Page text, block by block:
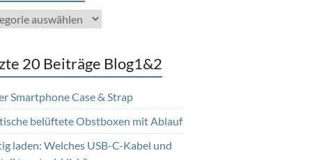
20 Beiträge Blog1&2
Smartphone Case & Strap
belüftete Obstboxen mit Ablauf
laden: Welches USB-C-Kabel und